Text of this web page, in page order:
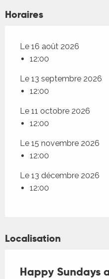
Horaires
Le 16 août 2026
12:00
Le 13 septembre 2026
12:00
Le 11 octobre 2026
12:00
Le 15 novembre 2026
12:00
Le 13 décembre 2026
12:00
Localisation
Happy Sundays